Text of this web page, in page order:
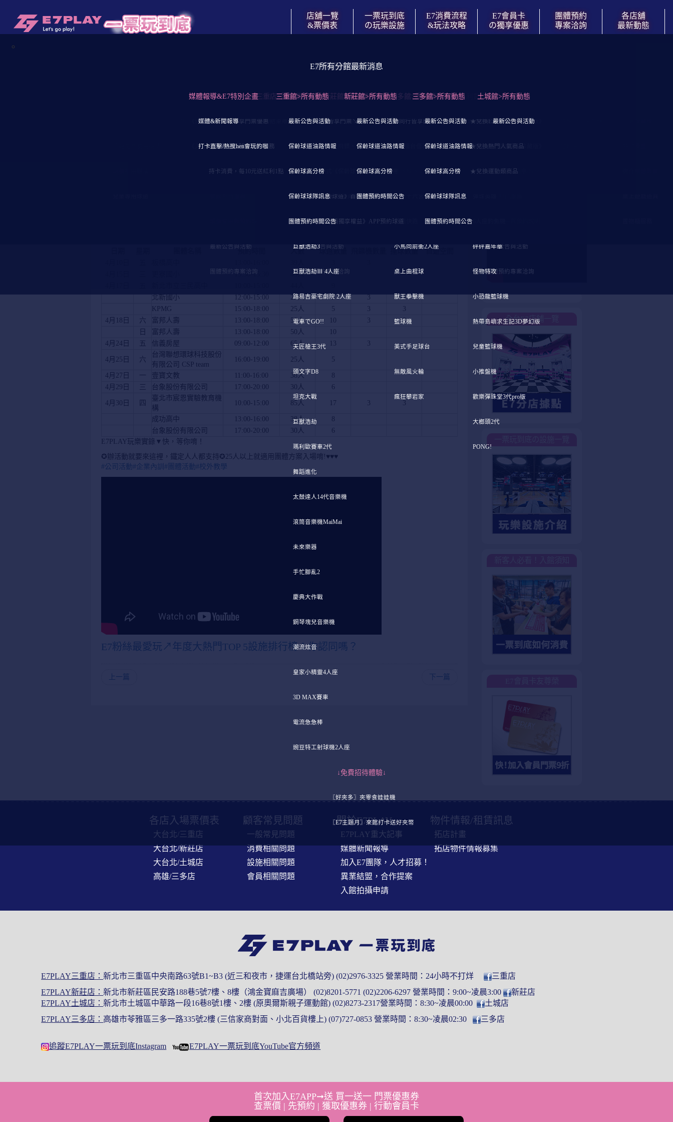
店舖一覽
&票價表
店舖一覽&票價表
店舖一覽表 ↓大台北/三重店↓
【三重店】營業與交通資訊
【三重店】入場票價表
樓層導覽與玩樂設施
最新公告與活動
團體預約專案洽詢
↓大台北/新莊店↓
【新莊店】營業與交通資訊
【新莊店】入場票價表
樓層導覽與玩樂設施
餐飲吧台服務
設施使用與預約說明
最新公告與活動
團體預約專案洽詢
↓大台北/土城店↓ (試營運中)
【土城店】營業與交通資訊
【土城店】入場票價表
樓層導覽與玩樂設施
最新公告與活動
↓高雄/三多店↓
【三多店】營業與交通資訊
【三多店】入場票價表
樓層導覽與玩樂設施
最新公告與活動
團體預約專案洽詢
一票玩到底
の玩樂設施
玩樂設施
↓飛鏢↓
電子飛鏢機
↓撞球↓
採用比賽球檯布
國手教您打撞球
↓休閒娛樂機↓
狂野飆車9
閃電摩托
變形金剛－柯博文2人座
變形金剛劇院版－大黃蜂2人座
極速摩托 3DX 2人座
巨獸浩劫3
巨獸浩劫Ⅲ 4人座
路易吉豪宅劇院 2人座
電車でGO!!
天匠槍王3代
頭文字D8
坦克大戰
巨獸浩劫
瑪利歐賽車2代
舞蹈進化
太鼓達人14代音樂機
滾筒音樂機MaiMai
未來樂器
手忙腳亂2
慶典大作戰
鋼琴塊兒音樂機
潮流炫音
皇家小精靈4人座
3D MAX賽車
電流急急棒
豌豆特工射球機2人座
↓運動競賽機↓
精靈桌上曲棍球 4人座
龍拳2代
桌球發球回擊測準
棒球十六宮格街機版
小豬快跑
小馬向前衝2人座
桌上曲棍球
獸王拳擊機
籃球機
美式手足球台
無敵風火輪
瘋狂攀岩家
↓親子遊戲↓
溜滑梯球池
陶瓷沙坑
親子共乘兒童電動車
砰砰嘉年華
怪物特攻
小恐龍籃球機
熱帶島嶼求生記3D夢幻版
兒童籃球機
小推盤機
歡樂彈珠堂3代pro版
大榔頭2代
PONG!
↓免費招待體驗↓
〖好夾多〗夾零食娃娃機
〖E7主題月〗來館打卡送好夾幣
E7消費流程
&玩法攻略
消費流程&玩法攻略
↓一票玩到底の消費流程↓
《消費流程》購票入館/玩到飽/結束離館
《入館須知》門票の消費者權益
↓各項玩樂設施使用規則↓
「遊樂場區」免投代幣、免費玩
「撞球、飛鏢、包廂等」帶證件至櫃台借器材
自助式《保齡球公鞋》免費借用
《保齡球道》首次開啟時間說明
《E7會員獨享權益》APP預約球道
門票時間內の玩樂攻略
E7玩樂攻略《快速瀏覽の簡化版》
E7玩樂攻略《詳盡說明の珍藏版》
E7會員卡
の獨享優惠
會員卡獨享優惠
↓E7會員卡等級&優惠比較↓
憑卡同行皆享門票優惠
會員限定→球道預約服務
持卡消費，每10元送紅利1點
E7《紅卡》會員獨享優惠
憑卡同行皆享門票↘9折
E7《金卡》會員獨享優惠
憑卡同行皆享門票↘8折
↓紅利數點兌換商品↓
★兌換E7門票券
★兌換熱門人氣商品
★兌換運動類商品
團體預約
專案洽詢
團體預約專案洽詢
三重店>團體業務洽談新莊館>團體業務洽談三多館>團體業務洽談
各店舖
最新動態
E7所有分館最新消息
媒體報導&E7特別企畫
媒體&新聞報導
打卡直擊/熱搜hen會玩的咖
三重館>所有動態
最新公告與活動
保齡球道油路情報
保齡球高分榜
保齡球球隊訊息
團體預約時間公告
新莊館>所有動態
最新公告與活動
保齡球道油路情報
保齡球高分榜
團體預約時間公告
三多館>所有動態
最新公告與活動
保齡球道油路情報
保齡球高分榜
保齡球球隊訊息
團體預約時間公告
土城館>所有動態
最新公告與活動
【E7三重店】2026年4月份＞團體預約時間公告表
發佈: 19 四月 2026
在團體預約時間範圍內，會有部分球道及遊戲機台將提供給團體預約客人使用，為維護您的權益，建議您來館前先
預約時間 人數 球道數量 撞球數量
自遊空間
13:30-15:30 43人
9
北新國小
12:00-15:00 25人 5 3
3
KPMG
15:00-18:00 25人 5 3
3
4月18日
六 富邦人壽 13:00-18:00 50人 10 3
3
日
富邦人壽 13:00-18:00 50人
10
4月24日
五 信義房屋 09:00-12:00 65人 13 3
4月25日 六
台灣聯想環球科技股份
有限公司 CSP team
16:00-19:00 25人 5
4月27日 一 壹寶文教 11:00-16:00 38人
8
4月29日
三 台象股份有限公司 17:00-20:00 30人 6
4月30日 四
臺北市宸恩實驗教育機
構
10:00-15:00 85人 17 3 3
成功高中 13:00-16:00 38人
8
台象股份有限公司
17:00-20:00 30人
6
E7PLAY玩樂實錄▼快，等你唷！
✪辦活動就要來這裡，鐵定人人都支持✪25人以上就適用團體方案入場唷!♥♥♥
#公司活動#企業內訓 #團體活動#校外教學
E7粉絲最愛玩↗年度大熱門TOP 5設施排行榜：你認同嗎？
上一篇 下一篇
全台E7店鋪一覽
各店入場票價表
大台北/三重店
大台北/新莊店
大台北/土城店
高雄/三多店
顧客常見問題
一般常見問題
消費相關問題
設施相關問題
會員相關問題
關於E7PLAY
E7PLAY重大記事
媒體新聞報導
加入E7團隊，人才招募！
異業結盟，合作提案
入館拍攝申請
物件情報/租賃訊息
拓店計畫
拓店物件情報募集
E7PLAY三重店：新北市三重區中央南路63號B1~B3 (近三和夜市，捷運台北橋站旁) (02)2976-3325 營業時間：24小時不打烊
三重店
E7PLAY新莊店：新北市新莊區民安路188巷5號7樓、8樓（鴻金寶麻吉廣場） (02)8201-5771 (02)2206-6297 營業時間：9:00~凌晨3:00
新莊店
E7PLAY土城店：新北市土城區中華路一段16巷8號1樓、2樓 (原奧爾斯親子運動館) (02)8273-2317營業時間：8:30~凌晨00:00
土城店
E7PLAY三多店： 高雄市苓雅區三多一路335號2樓 (三信家商對面、小北百貨樓上) (07)727-0853 營業時間：8:30~凌晨02:30 三多店
追蹤E7PLAY一票玩到底Instagram E7PLAY一票玩到底YouTube官方頻道
首次加入E7APP➞送 買一送一 門票優惠券
查票價 | 先預約 | 獲取優惠券 | 行動會員卡